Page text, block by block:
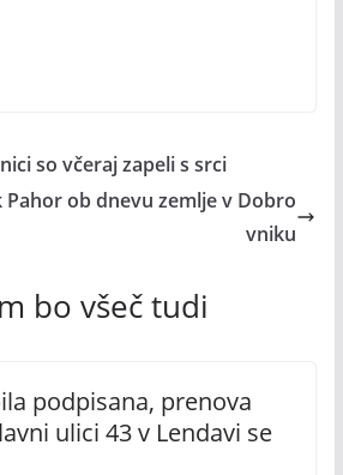
so včeraj zapeli s srci
Pahor ob dnevu zemlje v Dobro
vniku
bo všeč tudi
podpisana, prenova
ulici 43 v Lendavi se